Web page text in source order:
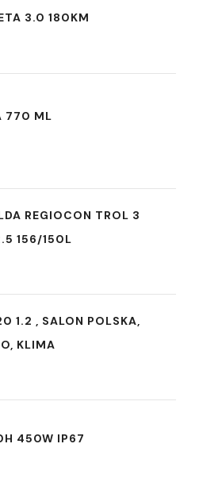
3.0 180KM
770 ML
REGIOCON TROL 3
156/150L
1.2 , SALON POLSKA,
KLIMA
450W IP67